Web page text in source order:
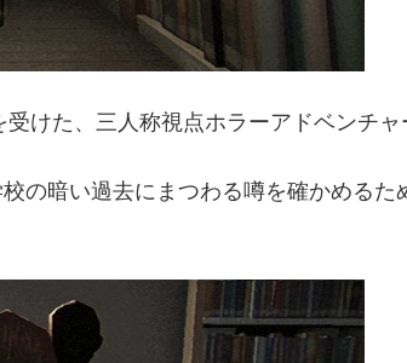
けた、三人称視点ホラーアドベンチャ
の暗い過去にまつわる噂を確かめるた